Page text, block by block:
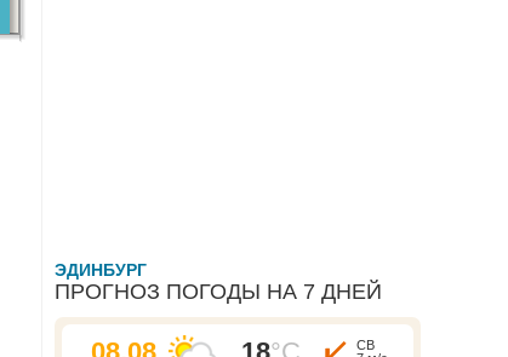
ЭДИНБУРГ
ПРОГНОЗ ПОГОДЫ НА 7 ДНЕЙ
СВ